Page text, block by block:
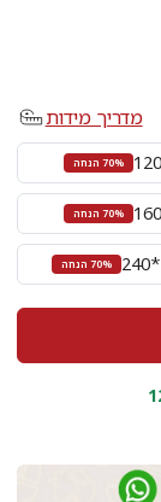
מדריך מידות
70% הנחה
70% הנחה
70% הנחה